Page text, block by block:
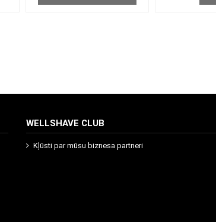
WELLSHAVE CLUB
Kļūsti par mūsu biznesa partneri